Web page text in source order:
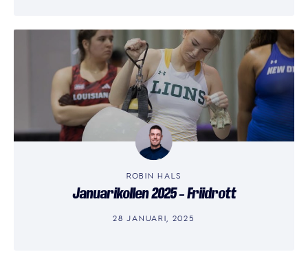
ROBIN HALS
Januarikollen 2025 – Friidrott
28 JANUARI, 2025